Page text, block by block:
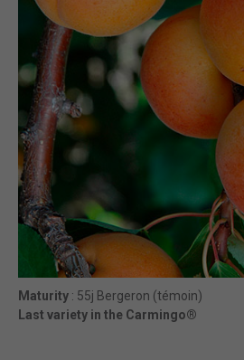
Maturity : 55j Bergeron (témoin)
Last variety in the Carmingo®